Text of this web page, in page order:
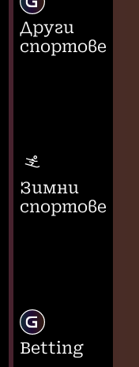
Други
спортове
Зимни
спортове
Betting